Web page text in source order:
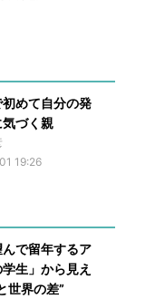
めて自分の発
づく親
19:26
んで留年するア
生」から見え
世界の差”